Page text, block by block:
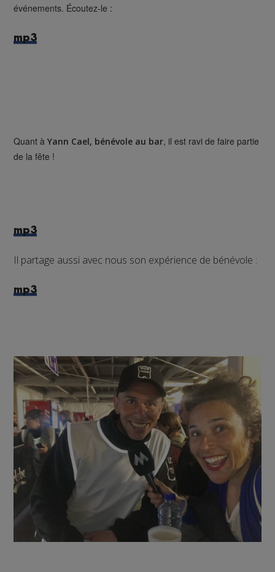
événements. Écoutez-le :
mp3
Quant àYann Cael, bénévole au bar, il est ravi de faire partie
de la fête !
mp3
Il partage aussi avec nous son expérience de bénévole :
mp3